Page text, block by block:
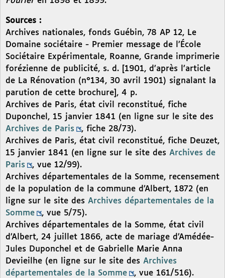
Sources :
Archives nationales, fonds Guébin, 78 AP 12, Le
Domaine sociétaire - Premier message de l’École
Sociétaire Expérimentale, Roanne, Grande imprimerie
forézienne de publicité, s. d. [1901, d’après l’article
de La Rénovation (n°134, 30 avril 1901) signalant la
parution de cette brochure], 4 p.
Archives de Paris, état civil reconstitué, fiche
Duponchel, 15 janvier 1841 (en ligne sur le site des
Archives de Paris
, fiche 28/73).
Archives de Paris, état civil reconstitué, fiche Deuzet,
15 janvier 1841 (en ligne sur le site des Archives de
Paris
, vue 12/99).
Archives départementales de la Somme, recensement
de la population de la commune d’Albert, 1872 (en
ligne sur le site des Archives départementales de la
Somme
, vue 5/75).
Archives départementales de la Somme, état civil
d’Albert, 24 juillet 1866, acte de mariage d’Amédée-
Jules Duponchel et de Gabrielle Marie Anna
Devieilhe (en ligne sur le site des Archives
départementales de la Somme
, vue 161/516).